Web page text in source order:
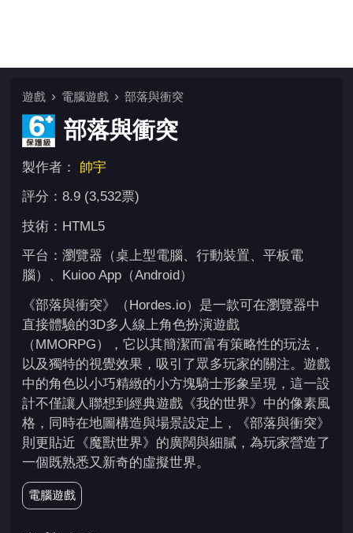
遊戲 電腦遊戲 部落與衝突
部落與衝突
製作者： 帥宇
評分：8.9 (3,532票)
技術：HTML5
平台：瀏覽器（桌上型電腦、行動裝置、平板電
腦）、Kuioo App（Android）
《部落與衝突》（Hordes.io）是一款可在瀏覽器中
直接體驗的3D多人線上角色扮演遊戲
（MMORPG），它以其簡潔而富有策略性的玩法，
以及獨特的視覺效果，吸引了眾多玩家的關注。遊戲
中的角色以小巧精緻的小方塊騎士形象呈現，這一設
計不僅讓人聯想到經典遊戲《我的世界》中的像素風
格，同時在地圖構造與場景設定上，《部落與衝突》
則更貼近《魔獸世界》的廣闊與細膩，為玩家營造了
一個既熟悉又新奇的虛擬世界。
電腦遊戲